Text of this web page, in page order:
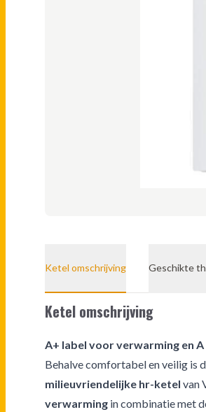
Ketel omschrijving Geschikte
Ketel omschrijving
A+ label voor verwarming en
Behalve comfortabel en veilig is
milieuvriendelijke hr-ketel van
verwarming in combinatie met